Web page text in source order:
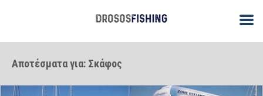
Αποτέσματα για: Σκάφος